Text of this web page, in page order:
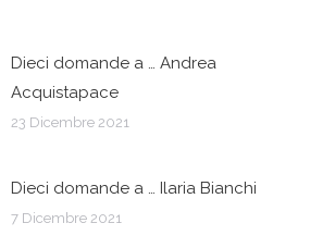
Dieci domande a … Andrea
Acquistapace
23 Dicembre 2021
Dieci domande a … Ilaria Bianchi
7 Dicembre 2021